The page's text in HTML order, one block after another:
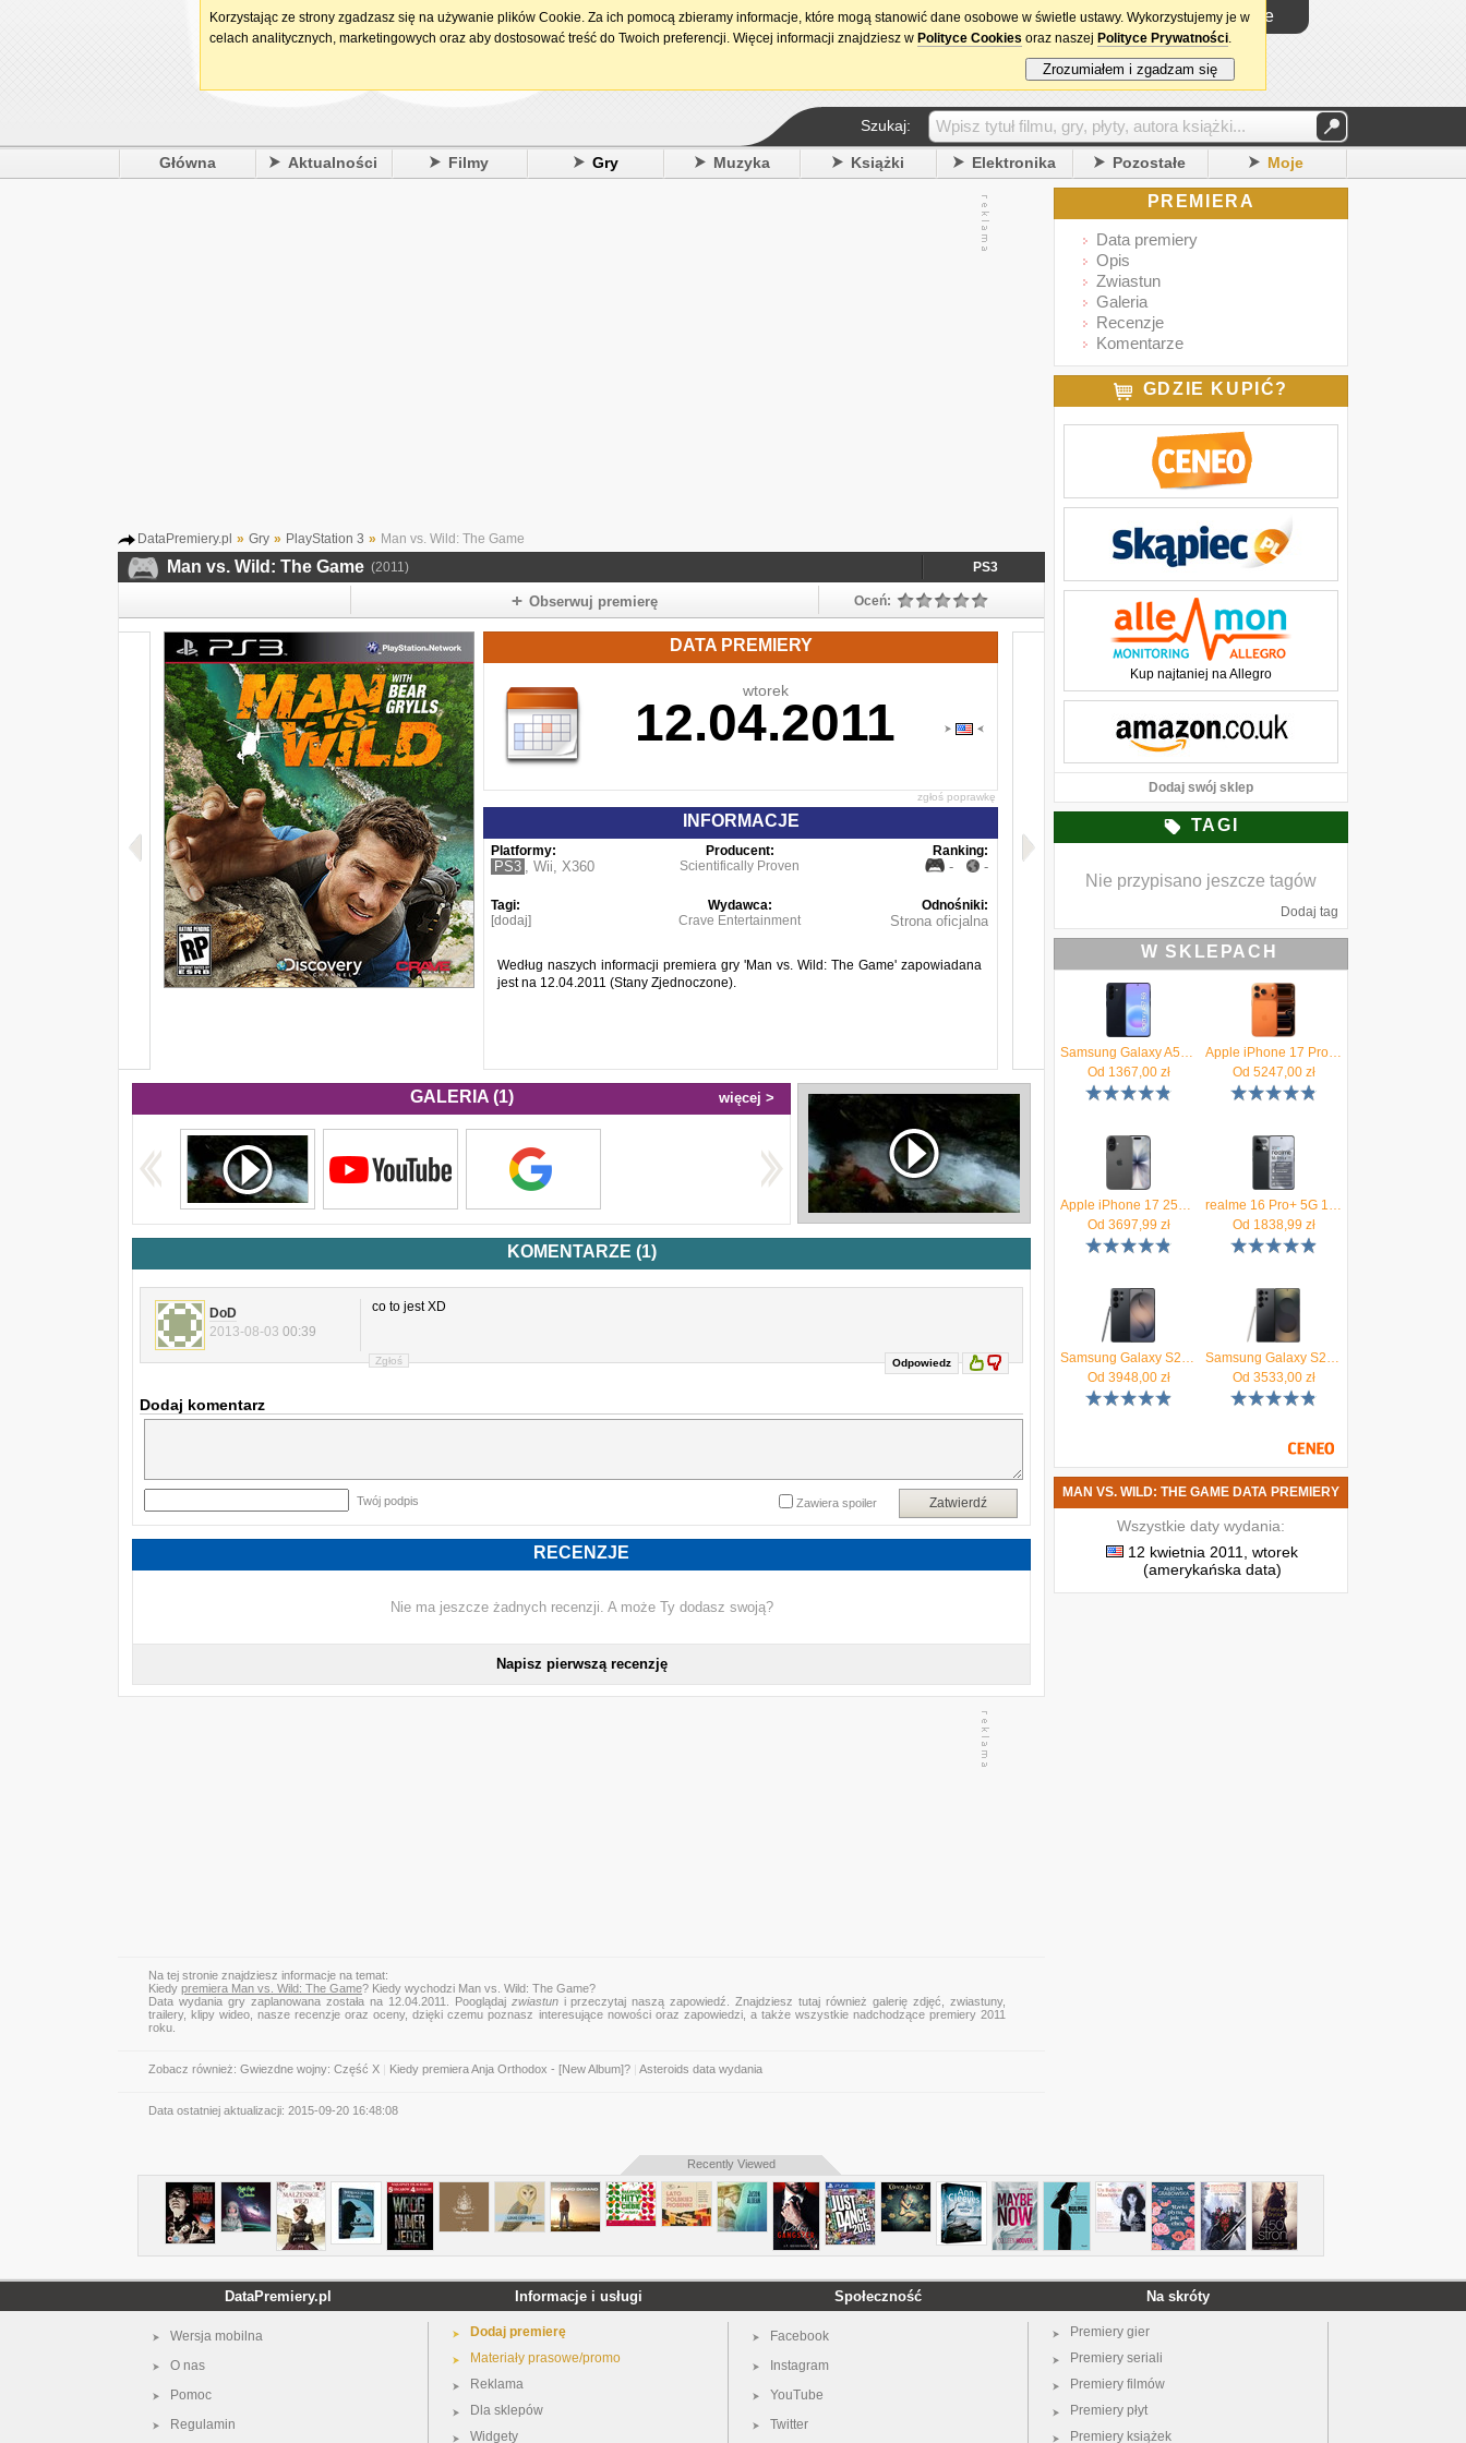
15. urodziny DataPremiery.pl Logowanie
Szukaj:
Główna Aktualności Filmy Gry Muzyka Książki Elektronika Pozostałe Moje
DataPremiery.pl » Gry » PlayStation 3 » Man vs. Wild: The Game
Man vs. Wild: The Game (2011) PS3
Obserwuj premierę Oceń:
DATA PREMIERY
wtorek
12.04.2011
zgłoś poprawkę
INFORMACJE
Platformy:
PS3 , Wii, X360
Producent:
Scientifically Proven
Ranking:
- -
Tagi:
[dodaj]
Wydawca:
Crave Entertainment
Odnośniki:
Strona oficjalna
Według naszych informacji premiera gry 'Man vs. Wild: The Game' zapowiadana
jest na 12.04.2011 (Stany Zjednoczone).
GALERIA (1) więcej >
KOMENTARZE (1)
DoD
2013-08-03 00:39
co to jest XD
Zgłoś Odpowiedz
Dodaj komentarz
Twój podpis Zatwierdź
Zawiera spoiler
RECENZJE
Nie ma jeszcze żadnych recenzji. A może Ty dodasz swoją?
Napisz pierwszą recenzję
Na tej stronie znajdziesz informacje na temat:
Kiedy premiera Man vs. Wild: The Game? Kiedy wychodzi Man vs. Wild: The Game?
Data wydania gry zaplanowana została na 12.04.2011. Pooglądaj zwiastuni przeczytaj naszą zapowiedź. Znajdziesz tutaj również galerię zdjęć, zwiastuny,
trailery, klipy wideo, nasze recenzje oraz oceny, dzięki czemu poznasz interesujące nowości oraz zapowiedzi, a także wszystkie nadchodzące premiery 2011
roku.
Zobacz również: Gwiezdne wojny: Część X Kiedy premiera Anja Orthodox - [New Album]? Asteroids data wydania
Data ostatniej aktualizacji: 2015-09-20 16:48:08
PREMIERA
Data premiery
Opis
Zwiastun
Galeria
Recenzje
Komentarze
GDZIE KUPIĆ?
Kup najtaniej na Allegro
Dodaj swój sklep
TAGI
Nie przypisano jeszcze tagów
Dodaj tag
W SKLEPACH
Samsung Galaxy A57 5G 8/128GB Granatowy
Od 1367,00zł
Apple iPhone 17 Pro 256GB Kosmiczny pomarańcz
Od 5247,00zł
Apple iPhone 17 256GB Czarny
Od 3697,99 zł
realme 16 Pro+ 5G 12/512GB Szary
Od 1838,99 zł
Samsung Galaxy S26 Ultra SM-S948 5G 12/256GB Czarny
Od 3948,00zł
Samsung Galaxy S25 Ultra SM-S938 12/256GB Tytanowy Czarny
Od 3533,00zł
MAN VS. WILD: THE GAME DATA PREMIERY
Wszystkie daty wydania:
12 kwietnia 2011, wtorek
(amerykańska data)
Recently Viewed
DataPremiery.pl
Wersja mobilna
O nas
Pomoc
Regulamin
Informacje i usługi
Dodaj premierę
Materiały prasowe/promo
Reklama
Dla sklepów
Widgety
Społeczność
Facebook
Instagram
YouTube
Twitter
Na skróty
Premiery gier
Premiery seriali
Premiery filmów
Premiery płyt
Premiery książek
Korzystając ze strony zgadzasz się na używanie plików Cookie. Za ich pomocą zbieramy informacje, które mogą stanowić dane osobowe w świetle ustawy. Wykorzystujemy je w
celach analitycznych, marketingowych oraz aby dostosować treść do Twoich preferencji. Więcej informacji znajdziesz w Polityce Cookies oraz naszej Polityce Prywatności.
Zrozumiałem i zgadzam się